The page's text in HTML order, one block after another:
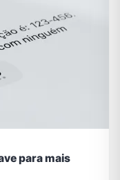
para mais